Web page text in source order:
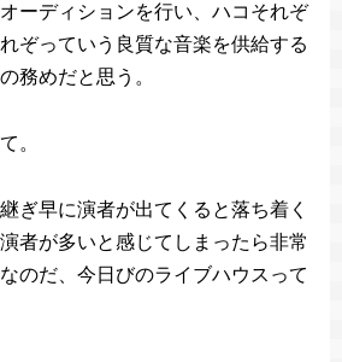
ーディションを行い、ハコそれぞ
ぞっていう良質な音楽を供給する
務めだと思う。
。
ぎ早に演者が出てくると落ち着く
者が多いと感じてしまったら非常
のだ、今日びのライブハウスって